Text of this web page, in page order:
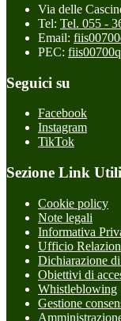
Via delle
Tel: Tel. 055 -
Email:
PEC:
Seguici su
Facebook
Instagram
TikTok
Sezione Link Utili
Cookie policy
Note legali
Informativa
Ufficio
Dichiarazione
Obiettivi di
Whistleblowing
Gestione